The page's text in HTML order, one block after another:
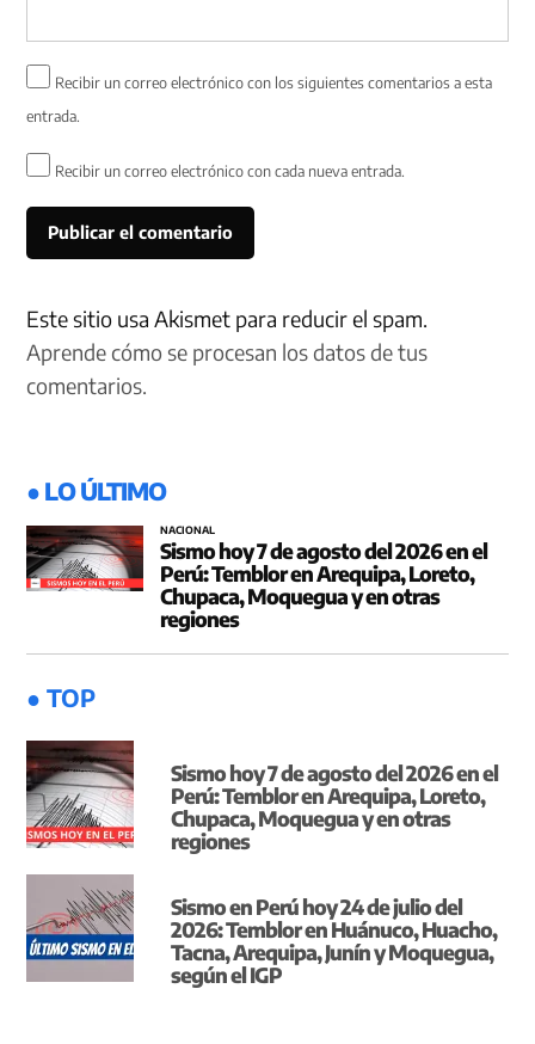
Recibir un correo electrónico con los siguientes comentarios a esta
entrada.
Recibir un correo electrónico con cada nueva entrada.
Este sitio usa Akismet para reducir el spam.
Aprende cómo se procesan los datos de tus
comentarios.
● LO ÚLTIMO
NACIONAL
Sismo hoy 7 de agosto del 2026 en el
Perú: Temblor en Arequipa, Loreto,
Chupaca, Moquegua y en otras
regiones
● TOP
Sismo hoy 7 de agosto del 2026 en el
Perú: Temblor en Arequipa, Loreto,
Chupaca, Moquegua y en otras
regiones
Sismo en Perú hoy 24 de julio del
2026: Temblor en Huánuco, Huacho,
Tacna, Arequipa, Junín y Moquegua,
según el IGP